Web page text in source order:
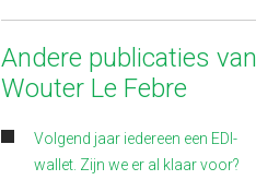
Andere publicaties van
Wouter Le Febre
Volgend jaar iedereen een EDI-
wallet. Zijn we er al klaar voor?